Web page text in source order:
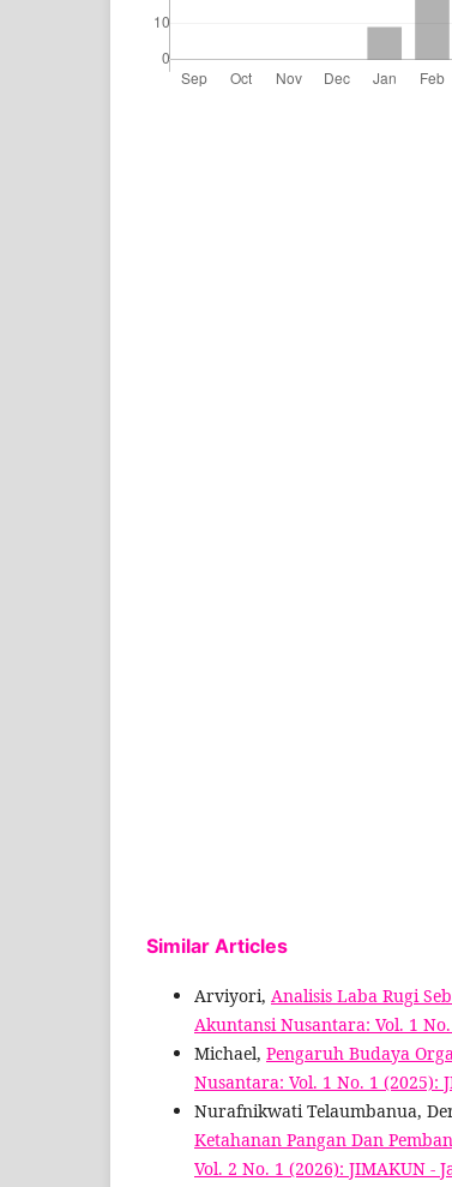
Similar Articles
Arviyori, Analisis Laba Rugi
Akuntansi Nusantara: Vol. 1
Michael, Pengaruh Budaya
Nusantara: Vol. 1 No. 1 (2025):
Nurafnikwati Telaumbanua,
Ketahanan Pangan Dan
Vol. 2 No. 1 (2026): JIMAKUN -